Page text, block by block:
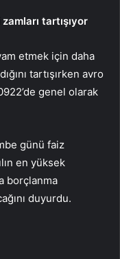
tartışıyor
etmek için daha
tartışırken avro
genel olarak
günü faiz
en yüksek
borçlanma
duyurdu.